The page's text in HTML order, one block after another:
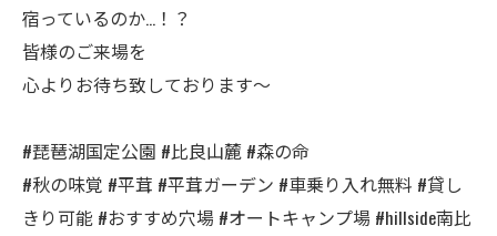
宿っているのか…！？
皆様のご来場を
心よりお待ち致しております～
#琵琶湖国定公園 #比良山麓 #森の命
#秋の味覚 #平茸 #平茸ガーデン #車乗り入れ無料 #貸し
きり可能 #おすすめ穴場 #オートキャンプ場 #hillside南比